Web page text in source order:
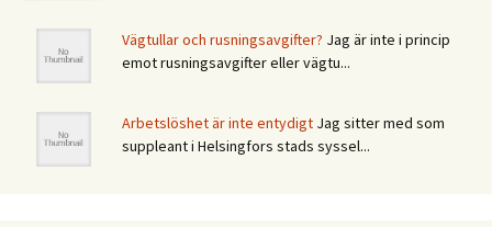
Vägtullar och rusningsavgifter? Jag är inte i princip
emot rusningsavgifter eller vägtu...
Arbetslöshet är inte entydigt Jag sitter med som
suppleant i Helsingfors stads syssel...